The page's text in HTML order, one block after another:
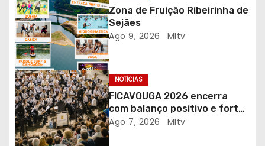
t
i
g
o
s
Zona de Fruição Ribeirinha de
Sejães
Ago 9, 2026 MItv
NOTÍCIAS
FICAVOUGA 2026 encerra
com balanço positivo e forte
adesão da comunidade
Ago 7, 2026 MItv